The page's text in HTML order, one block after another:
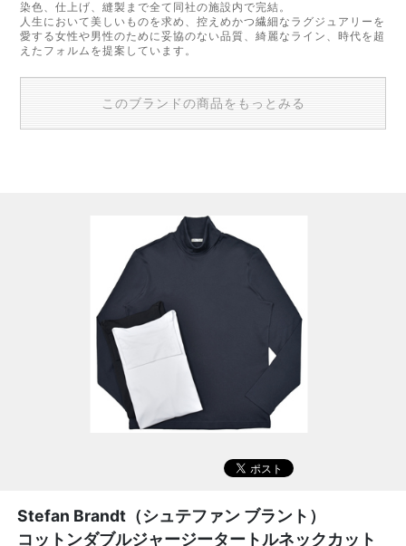
染色、仕上げ、縫製まで全て同社の施設内で完結。
人生において美しいものを求め、控えめかつ繊細なラグジュアリーを
愛する女性や男性のために妥協のない品質、綺麗なライン、時代を超
えたフォルムを提案しています。
このブランドの商品をもっとみる
Stefan Brandt（シュテファン ブラント）
コットンダブルジャージータートルネックカット